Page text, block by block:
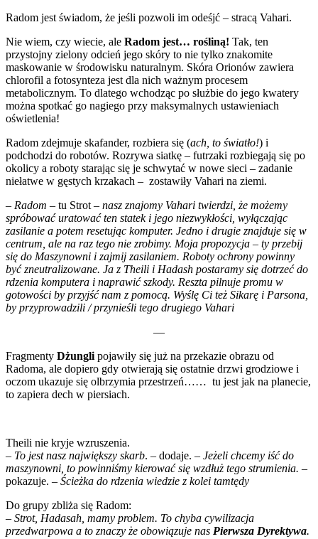
Radom jest świadom, że jeśli pozwoli im odeśjć – stracą Vahari.
Nie wiem, czy wiecie, ale Radom jest… rośliną! Tak, ten
przystojny zielony odcień jego skóry to nie tylko znakomite
maskowanie w środowisku naturalnym. Skóra Orionów zawiera
chlorofil a fotosynteza jest dla nich ważnym procesem
metabolicznym. To dlatego wchodząc po służbie do jego kwatery
można spotkać go nagiego przy maksymalnych ustawieniach
oświetlenia!
Radom zdejmuje skafander, rozbiera się (ach, to światło!) i
podchodzi do robotów. Rozrywa siatkę – futrzaki rozbiegają się po
okolicy a roboty starając się je schwytać w nowe sieci – zadanie
niełatwe w gęstych krzakach – zostawiły Vahari na ziemi.
– Radom – tu Strot – nasz znajomy Vahari twierdzi, że możemy
spróbować uratować ten statek i jego niezwykłości, wyłączając
zasilanie a potem resetując komputer. Jedno i drugie znajduje się w
centrum, ale na raz tego nie zrobimy. Moja propozycja – ty przebij
się do Maszynowni i zajmij zasilaniem. Roboty ochrony powinny
być zneutralizowane. Ja z Theili i Hadash postaramy się dotrzeć do
rdzenia komputera i naprawić szkody. Reszta pilnuje promu w
gotowości by przyjść nam z pomocą. Wyślę Ci też Sikarę i Parsona,
by przyprowadzili / przynieśli tego drugiego Vahari
—
Fragmenty Dżungli pojawiły się już na przekazie obrazu od
Radoma, ale dopiero gdy otwierają się ostatnie drzwi grodziowe i
oczom ukazuje się olbrzymia przestrzeń…… tu jest jak na planecie,
to zapiera dech w piersiach.
Theili nie kryje wzruszenia.
– To jest nasz największy skarb. – dodaje. – Jeżeli chcemy iść do
maszynowni, to powinniśmy kierować się wzdłuż tego strumienia. –
pokazuje. – Ścieżka do rdzenia wiedzie z kolei tamtędy
Do grupy zbliża się Radom:
– Strot, Hadasah, mamy problem. To chyba cywilizacja
przedwarpowa a to znaczy że obowiązuje nas Pierwsza Dyrektywa.